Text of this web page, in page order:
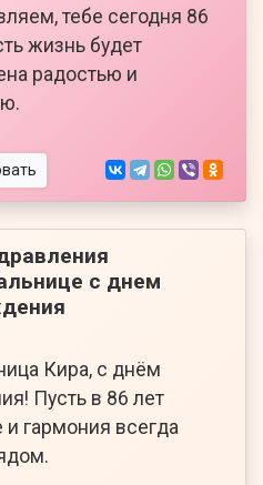
тебе сегодня 86
жизнь будет
радостью и
с днем
Кира, с днём
Пусть в 86 лет
и гармония всегда